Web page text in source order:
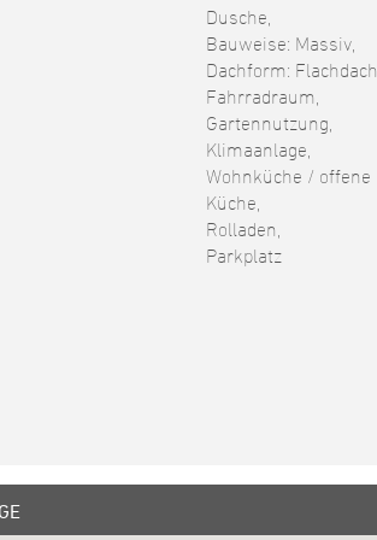
Dusche,
Bauweise: Massiv,
Dachform: Flachdach,
Fahrradraum,
Gartennutzung,
Klimaanlage,
Wohnküche / offene
Küche,
Rolladen,
Parkplatz